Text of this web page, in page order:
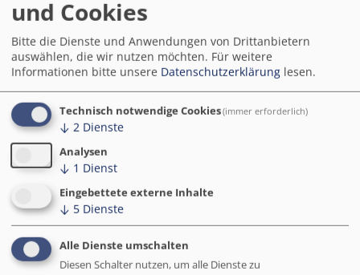
Lösungen geben einen Überblick über wirkungsvolle
Anwendungen und Produkte für die digitale
Transformation von Kommunen. Basierend auf einer
systematischen Analyse präsentieren die Steckbriefe
wichtige Erfolgsfaktoren und wesentliche Schritte in
der Entwicklung und Umsetzung.
In der Maßnahmen-Datenbank
hinaus weitere Informationen zu sämtlichen der über
(MPSC) recherchieren.
Ausgewählte Software- oder andere technische
Lösungen, u.a. entwicklet von den Modellprojekten
Smart Cities, finden Sie ebenfalls auf dem
und Cookies
Bitte die Dienste und Anwendungen von Drittanbietern
auswählen, die wir nutzen möchten. Für weitere
Informationen bitte unsere Datenschutzerklärung lesen.
Technisch notwendige Cookies(immer erforderlich)
↓ 2 Dienste
Analysen
↓ 1 Dienst
Eingebettete externe Inhalte
↓ 5 Dienste
Alle Dienste umschalten
Diesen Schalter nutzen, um alle Dienste zu